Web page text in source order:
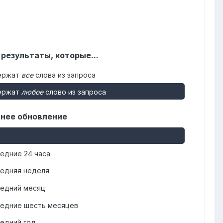
которые...
всеслова из запроса
любоеслово из запроса
обновление
24 часа
неделя
месяц
шесть месяцев